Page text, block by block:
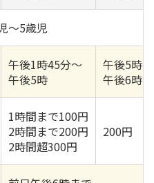
～5歳児
午後1時45分～
午後5時
午後5時～
午後6時
1時間まで100円
2時間まで200円
2時間超300円
200円